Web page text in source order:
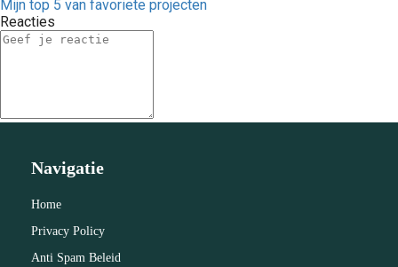
Mijn top 5 van favoriete projecten
Reacties
Navigatie
Home
Privacy Policy
Anti Spam Beleid